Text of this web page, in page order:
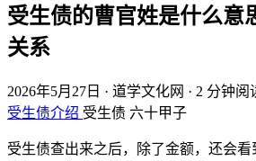
受生债的曹官姓是什么意
关系
2026年5月27日 · 道学文化网 · 2 分钟阅
受生债介绍 受生债 六十甲子
受生债查出来之后，除了金额，还会看